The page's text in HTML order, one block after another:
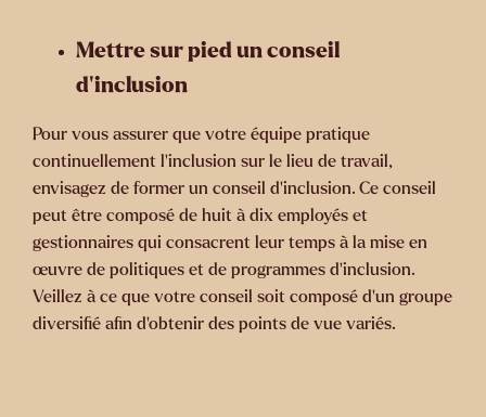
Mettre sur pied un conseil
d’inclusion
Pour vous assurer que votre équipe pratique
continuellement l’inclusion sur le lieu de travail,
envisagez de former un conseil d’inclusion. Ce conseil
peut être composé de huit à dix employés et
gestionnaires qui consacrent leur temps à la mise en
œuvre de politiques et de programmes d’inclusion.
Veillez à ce que votre conseil soit composé d’un groupe
diversifié afin d’obtenir des points de vue variés.